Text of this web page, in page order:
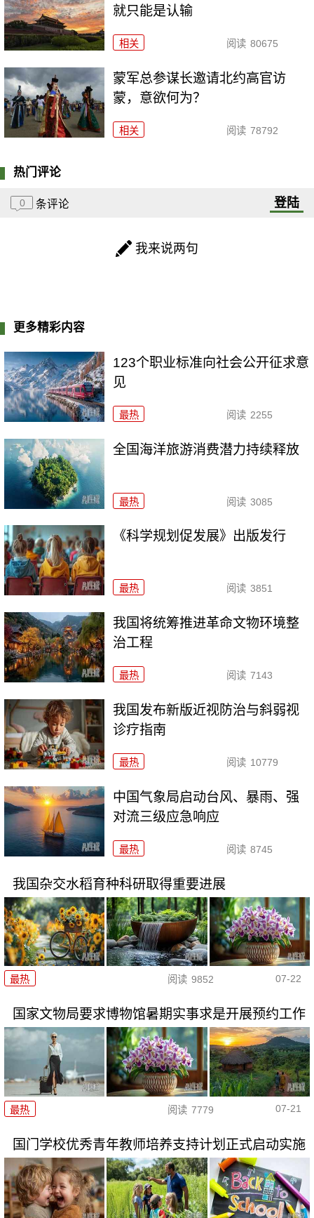
就只能是认输
相关 阅读 80675
​蒙军总参谋长邀请北约高官访
蒙，意欲何为？
相关 阅读 78792
热门评论
0 条评论 登陆
我来说两句
更多精彩内容
123个职业标准向社会公开征求意
见
最热 阅读 2255
全国海洋旅游消费潜力持续释放
最热 阅读 3085
《科学规划促发展》出版发行
最热 阅读 3851
我国将统筹推进革命文物环境整
治工程
最热 阅读 7143
我国发布新版近视防治与斜弱视
诊疗指南
最热 阅读 10779
中国气象局启动台风、暴雨、强
对流三级应急响应
最热 阅读 8745
我国杂交水稻育种科研取得重要进展
最热 阅读 9852 07-22
国家文物局要求博物馆暑期实事求是开展预约工作
最热 阅读 7779 07-21
国门学校优秀青年教师培养支持计划正式启动实施